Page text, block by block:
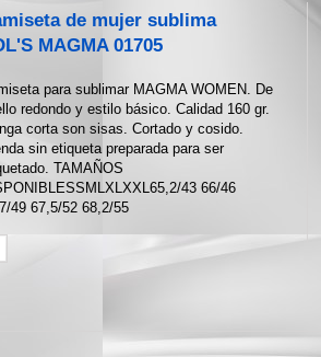
de mujer sublima
MAGMA 01705
para sublimar MAGMA WOMEN. De
redondo y estilo básico. Calidad 160 gr.
corta son sisas. Cortado y cosido.
sin etiqueta preparada para ser
TAMAÑOS
43 66/46
49 67,5/52 68,2/55